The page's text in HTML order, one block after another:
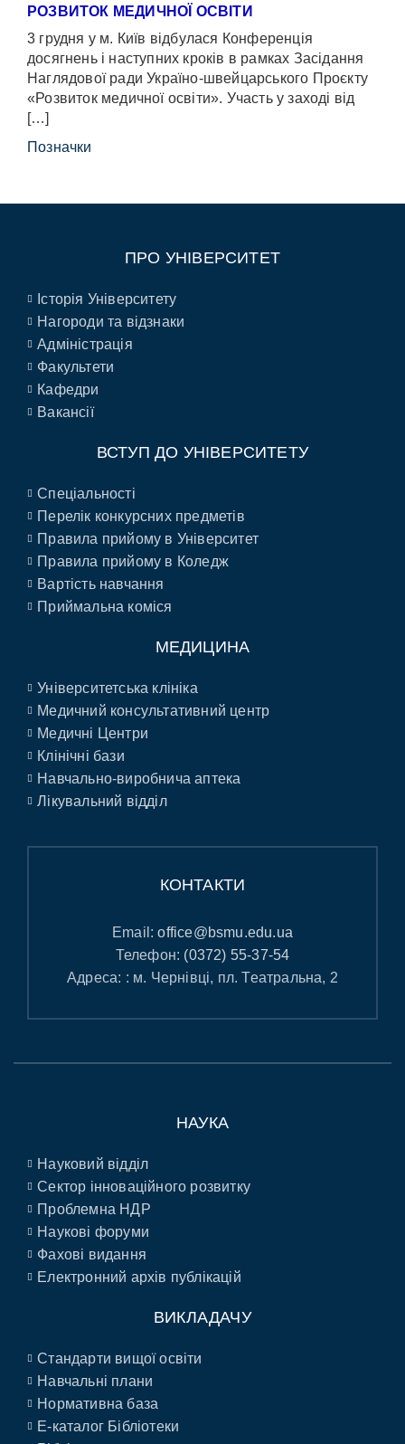
РОЗВИТОК МЕДИЧНОЇ ОСВІТИ
3 грудня у м. Київ відбулася Конференція
досягнень і наступних кроків в рамках Засідання
Наглядової ради Україно-швейцарського Проєкту
«Розвиток медичної освіти». Участь у заході від
[…]
Позначки
ПРО УНІВЕРСИТЕТ
Історія Університету
Нагороди та відзнаки
Адміністрація
Факультети
Кафедри
Вакансії
ВСТУП ДО УНІВЕРСИТЕТУ
Спеціальності
Перелік конкурсних предметів
Правила прийому в Університет
Правила прийому в Коледж
Вартість навчання
Приймальна коміся
МЕДИЦИНА
Університетська клініка
Медичний консультативний центр
Медичні Центри
Клінічні бази
Навчально-виробнича аптека
Лікувальний відділ
КОНТАКТИ
Email:office@bsmu.edu.ua
Телефон: (0372) 55-37-54
Адреса: : м. Чернівці, пл. Театральна, 2
НАУКА
Науковий відділ
Сектор інноваційного розвитку
Проблемна НДР
Наукові форуми
Фахові видання
Електронний архів публікацій
ВИКЛАДАЧУ
Стандарти вищої освіти
Навчальні плани
Нормативна база
E-каталог Бібліотеки